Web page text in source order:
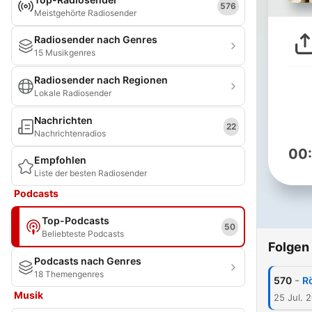
Meistgehörte Radiosender
576
Radiosender nach Genres
15 Musikgenres
Radiosender nach Regionen
Lokale Radiosender
Nachrichten
Nachrichtenradios
22
Empfohlen
Liste der besten Radiosender
Podcasts
Top-Podcasts
Beliebteste Podcasts
50
Podcasts nach Genres
18 Themengenres
Musik
Folgen
570 -
25 Jul.